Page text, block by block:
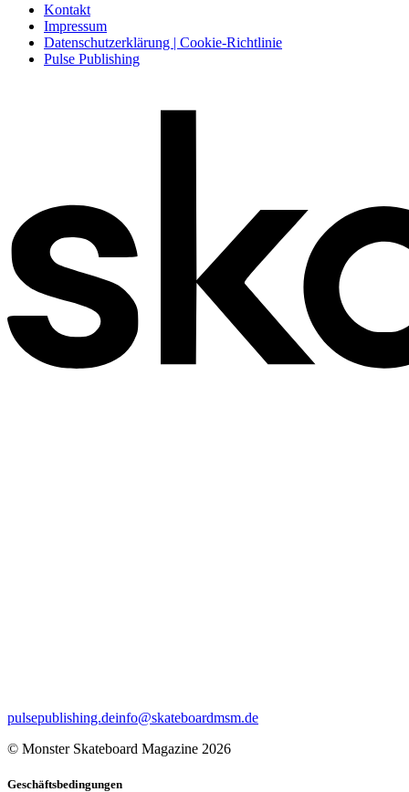
Kontakt
Impressum
Datenschutzerklärung | Cookie-Richtlinie
Pulse Publishing
pulsepublishing.deinfo@skateboardmsm.de
© Monster Skateboard Magazine 2026
Geschäftsbedingungen